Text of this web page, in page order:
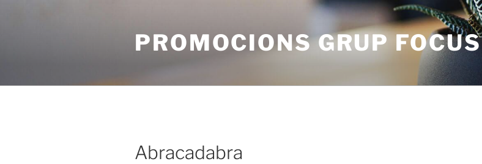
PROMOCIONS GRUP FOCUS
Abracadabra